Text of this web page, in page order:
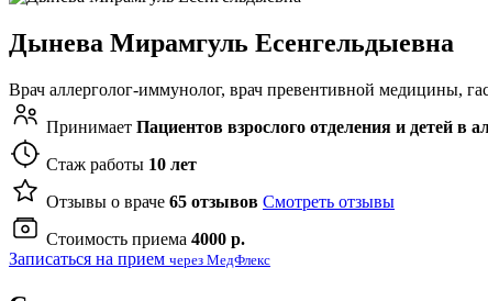
Дынева Мирамгуль Есенгельдыевна
Врач аллерголог-иммунолог, врач превентивной медицины,
Принимает Пациентов взрослого отделения и детей в
Стаж работы 10 лет
Отзывы о враче 65 отзывов Смотреть отзывы
Стоимость приема 4000 р.
Записаться на прием через МедФлекс